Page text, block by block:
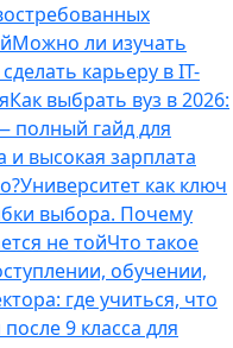
Можно ли изучать
карьеру в IT-
Как выбрать вуз в 2026:
полный гайд для
высокая зарплата
Университет как ключ
выбора. Почему
не тойЧто такое
обучении,
где учиться, что
9 класса для